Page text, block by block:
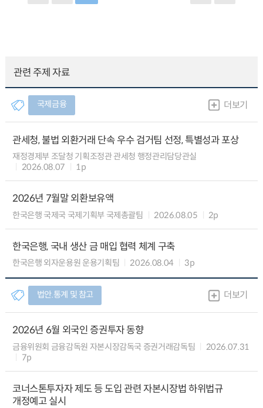
관련 주제 자료
국제금융 더보기
관세청, 불법 외환거래 단속 우수 검거팀 선정, 특별성과 포상
재정경제부 조달청 기획조정관 관세청 행정관리담당관실
2026.08.07
1p
2026년 7월말 외환보유액
한국은행 국제국 국제기획부 국제총괄팀 2026.08.05 2p
한국은행, 국내 생산 금 매입 협력 체계 구축
한국은행 외자운용원 운용기획팀 2026.08.04 3p
법안.통계 및 참고 더보기
2026년 6월 외국인 증권투자 동향
금융위원회 금융감독원 자본시장감독국 증권거래감독팀
2026.07.31
7p
코너스톤투자자 제도 등 도입 관련 자본시장법 하위법규
개정예고 실시